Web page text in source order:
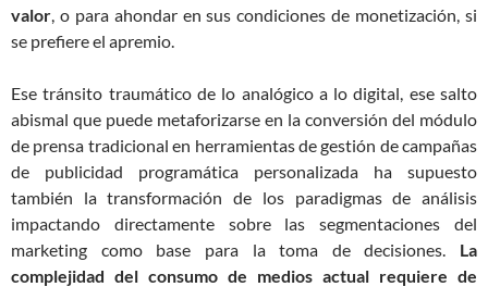
valor, o para ahondar en sus condiciones de monetización, si
se prefiere el apremio.
Ese tránsito traumático de lo analógico a lo digital, ese salto
abismal que puede metaforizarse en la conversión del módulo
de prensa tradicional en herramientas de gestión de campañas
de publicidad programática personalizada ha supuesto
también la transformación de los paradigmas de análisis
impactando directamente sobre las segmentaciones del
marketing como base para la toma de decisiones. La
complejidad del consumo de medios actual requiere de